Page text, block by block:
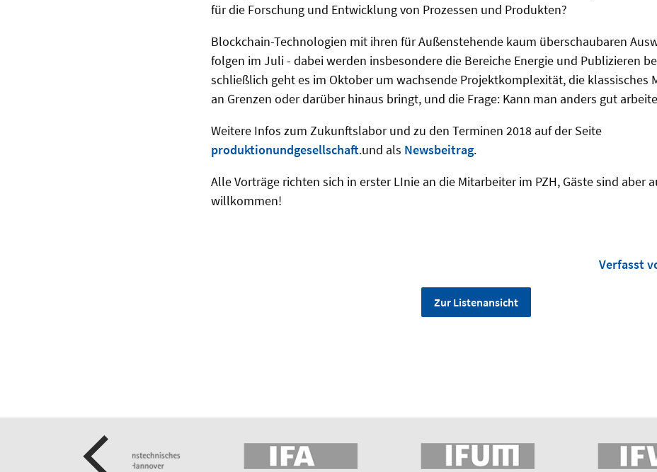
für die Forschung und Entwicklung von Prozessen und Produkten?
Blockchain-Technologien mit ihren für Außenstehende kaum überschaubaren
folgen im Juli - dabei werden insbesondere die Bereiche Energie und Publizieren
schließlich geht es im Oktober um wachsende Projektkomplexität, die klassisches
an Grenzen oder darüber hinaus bringt, und die Frage: Kann man anders gut
Weitere Infos zum Zukunftslabor und zu den Terminen 2018 auf der Seite
produktionundgesellschaft.und als Newsbeitrag.
Alle Vorträge richten sich in erster LInie an die Mitarbeiter im PZH, Gäste sind aber
willkommen!
Verfasst
Zur Listenansicht